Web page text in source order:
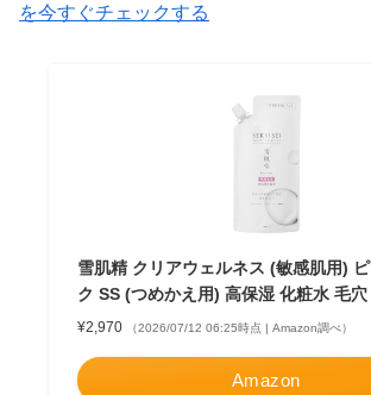
を今すぐチェックする
雪肌精 クリアウェルネス (敏感肌用)
ク SS (つめかえ用) 高保湿 化粧水 毛
¥2,970 （2026/07/12 06:25時点 | Amazon調べ）
Amazon